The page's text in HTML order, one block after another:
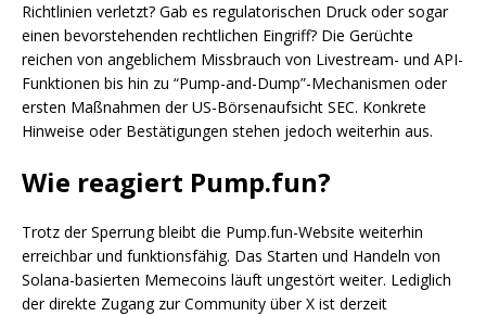
Richtlinien verletzt? Gab es regulatorischen Druck oder sogar
einen bevorstehenden rechtlichen Eingriff? Die Gerüchte
reichen von angeblichem Missbrauch von Livestream- und API-
Funktionen bis hin zu “Pump-and-Dump”-Mechanismen oder
ersten Maßnahmen der US-Börsenaufsicht SEC. Konkrete
Hinweise oder Bestätigungen stehen jedoch weiterhin aus.
Wie reagiert Pump.fun?
Trotz der Sperrung bleibt die Pump.fun-Website weiterhin
erreichbar und funktionsfähig. Das Starten und Handeln von
Solana-basierten Memecoins läuft ungestört weiter. Lediglich
der direkte Zugang zur Community über X ist derzeit